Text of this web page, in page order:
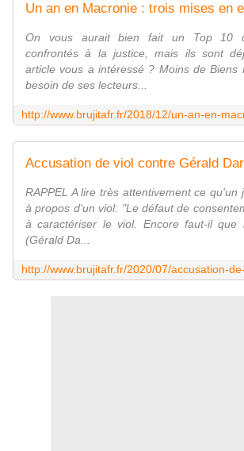
On vous aurait bien fait un Top 10
confrontés à la justice, mais ils sont
article vous a intéressé ? Moins de Biens
besoin de ses lecteurs...
RAPPEL A lire très attentivement ce qu'un
à propos d'un viol: "Le défaut de
à caractériser le viol. Encore faut-il que
(Gérald Da...